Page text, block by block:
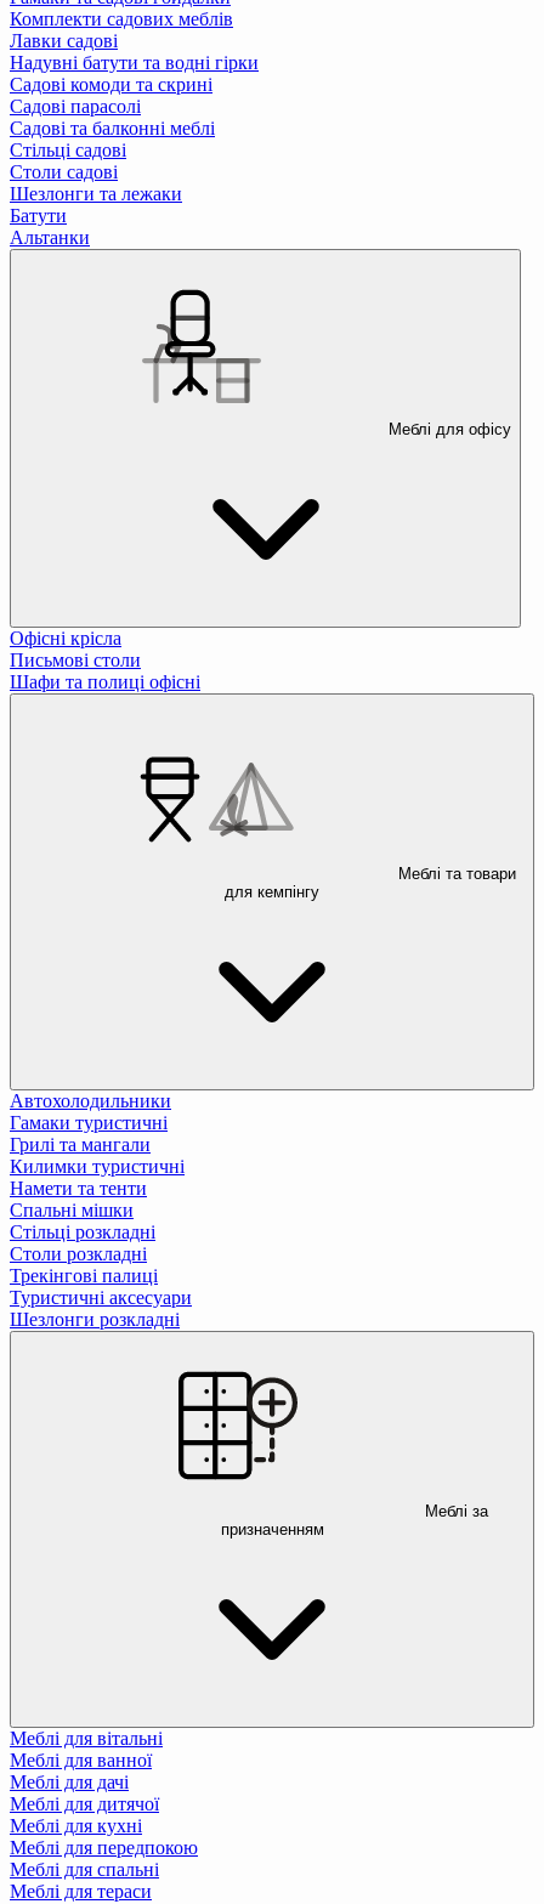
Комплекти садових меблів
Лавки садові
Надувні батути та водні гірки
Садові комоди та скрині
Садові парасолі
Садові та балконні меблі
Стільці садові
Столи садові
Шезлонги та лежаки
Батути
Альтанки
Меблі для офісу
Офісні крісла
Письмові столи
Шафи та полиці офісні
Меблі та товари
для кемпінгу
Автохолодильники
Гамаки туристичні
Грилі та мангали
Килимки туристичні
Намети та тенти
Спальні мішки
Стільці розкладні
Столи розкладні
Трекінгові палиці
Туристичні аксесуари
Шезлонги розкладні
Меблі за
призначенням
Меблі для вітальні
Меблі для ванної
Меблі для дачі
Меблі для дитячої
Меблі для кухні
Меблі для передпокою
Меблі для спальні
Меблі для тераси